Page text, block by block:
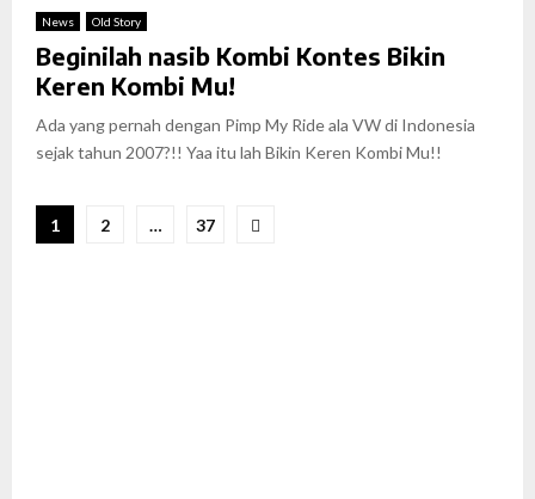
News Old Story
Beginilah nasib Kombi Kontes Bikin
Keren Kombi Mu!
Ada yang pernah dengan Pimp My Ride ala VW di Indonesia
sejak tahun 2007?!! Yaa itu lah Bikin Keren Kombi Mu!!
Posts
1 2 … 37